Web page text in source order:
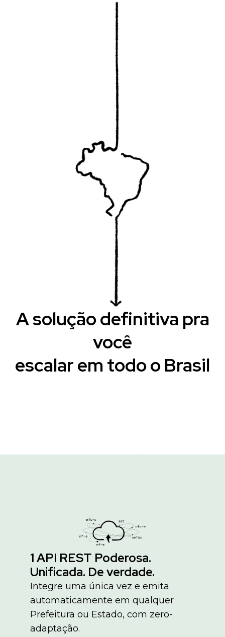
A solução definitiva pra
você
escalar em todo o Brasil
1 API REST Poderosa.
Unificada. De verdade.
Integre uma única vez e emita
automaticamente em qualquer
Prefeitura ou Estado, com zero-
adaptação.